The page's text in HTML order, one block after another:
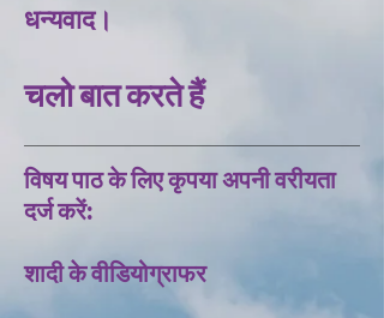
धन्यवाद।
चलो बात करते हैं
विषय पाठ के लिए कृपया अपनी वरीयता
दर्ज करें:
शादी के वीडियोग्राफर